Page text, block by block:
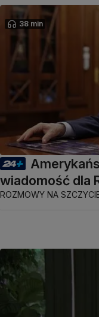
38 min
wiadomość dla
ROZMOWY NA